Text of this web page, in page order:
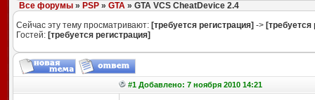
Все форумы» PSP» GTA» GTA VCS CheatDevice 2.4
Сейчас эту тему просматривают: [требуется регистрация] -> [требуется
Гостей: [требуется регистрация]
#1 Добавлено: 7 ноября 2010 14:21